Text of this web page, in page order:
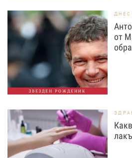
ЗВЕЗДЕН РОЖДЕНИК
ДНЕС
от